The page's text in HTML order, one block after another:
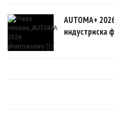
AUTOMA+
индустриска